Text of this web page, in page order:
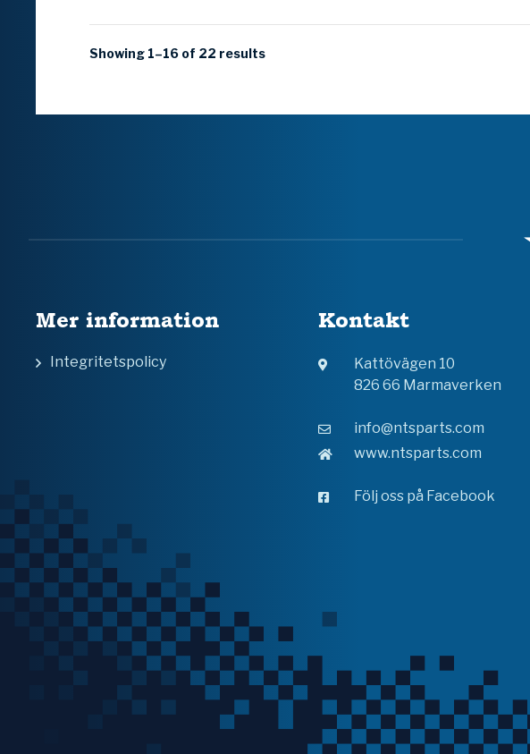
Showing 1–16 of 22 results
Mer information
Integritetspolicy
Kontakt
Kattövägen 10
826 66 Marmaverken
info@ntsparts.com
www.ntsparts.com
Följ oss på Facebook